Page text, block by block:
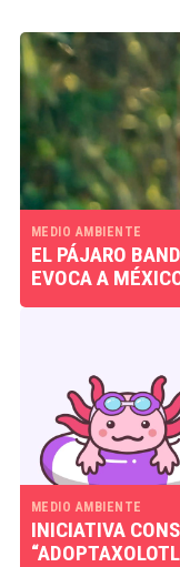
MEDIO AMBIENTE
EL PÁJARO
EVOCA A
MEDIO AMBIENTE
INICIATIVA